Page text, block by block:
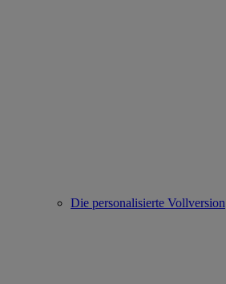
Die personalisierte Vollversion